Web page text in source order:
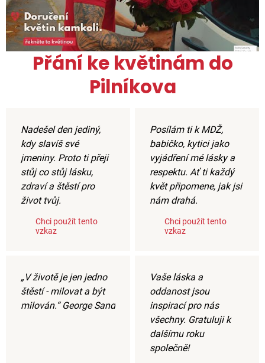
Přání ke květinám do
Pilníkova
Nadešel den jediný,
kdy slavíš své
jmeniny. Proto ti přeji
stůj co stůj lásku,
zdraví a štěstí pro
život tvůj.
Chci použít tento
vzkaz
Posílám ti k MDŽ,
babičko, kytici jako
vyjádření mé lásky a
respektu. Ať ti každý
květ připomene, jak jsi
nám drahá.
Chci použít tento
vzkaz
„V životě je jen jedno
štěstí - milovat a být
milován.“ George Sand
Vaše láska a
oddanost jsou
inspirací pro nás
všechny. Gratuluji k
dalšímu roku
společně!